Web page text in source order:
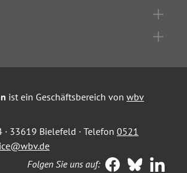
ist ein Geschäftsbereich von wbv
· 33619 Bielefeld · Telefon 0521
Folgen Sie uns auf: